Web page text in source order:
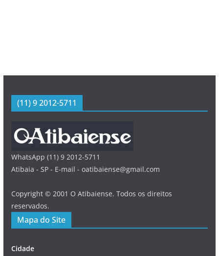
(11) 9 2012-5711
WhatsApp (11) 9 2012-5711
Atibaia - SP - E-mail - oatibaiense@gmail.com
Copyright © 2001 O Atibaiense. Todos os direitos
reservados.
Mapa do Site
Cidade